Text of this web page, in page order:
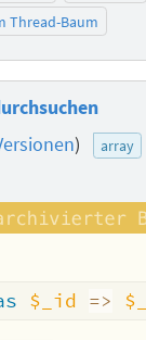
Thread-Baum
) array
$_id =>